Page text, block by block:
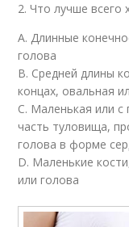
2. Что лучше всего
А. Длинные
голова
В. Средней длины
концах, овальная
С. Маленькая или
часть туловища,
голова в форме
D. Маленькие
или голова